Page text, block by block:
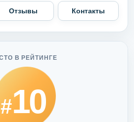
Отзывы Контакты
В РЕЙТИНГЕ
#10